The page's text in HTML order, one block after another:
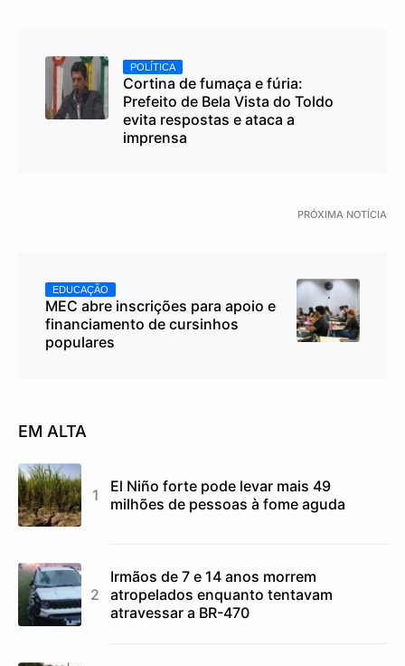
POLÍTICA
Cortina de fumaça e fúria:
Prefeito de Bela Vista do Toldo
evita respostas e ataca a
imprensa
PRÓXIMA NOTÍCIA
EDUCAÇÃO
MEC abre inscrições para apoio e
financiamento de cursinhos
populares
EM ALTA
El Niño forte pode levar mais 49
milhões de pessoas à fome aguda
Irmãos de 7 e 14 anos morrem
atropelados enquanto tentavam
atravessar a BR-470